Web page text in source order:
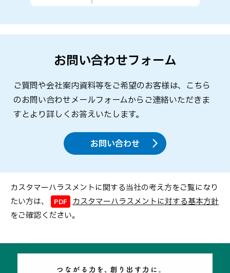
お問い合わせフォーム
ご質問や会社案内資料等をご希望のお客様は、こちら
のお問い合わせメールフォームからご連絡いただきま
すとより詳しくお答えいたします。
お問い合わせ
カスタマーハラスメントに関する当社の考え方をご覧になり
たい方は、
カスタマーハラスメントに対する基本方針
をご確認ください。